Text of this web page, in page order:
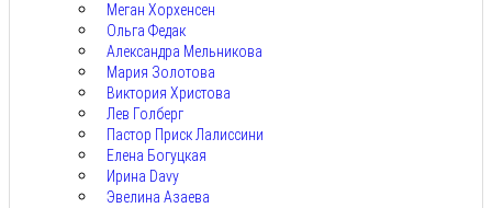
Меган Хорхенсен
Ольга Федак
Александра Мельникова
Мария Золотова
Виктория Христова
Лев Голберг
Пастор Приск Лалиссини
Елена Богуцкая
Ирина Davy
Эвелина Азаева